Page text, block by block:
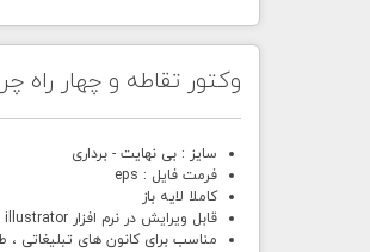
وکتور تقاطه و چهار راه
سایز : بی نهایت - برداری
فرمت فایل : eps
کاملا لایه باز
قابل ویرایش در نرم افزار Adobe illustrator و ...
مناسب برای کانون های تبلیغاتی ،